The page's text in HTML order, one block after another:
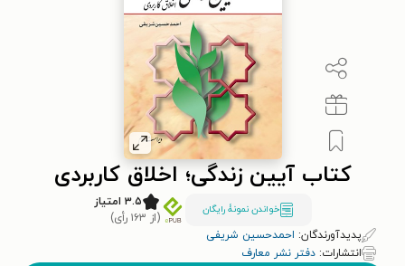
کتاب آیین زندگی؛ اخلاق کاربردی
خواندن نمونۀ رایگان
۳.۵ امتیاز
(از ۱۶۳ رأی)
پدیدآورندگان: اح‍م‍دح‍س‍ی‍ن‌ ش‍ری‍ف‍ی‌
انتشارات: دفتر نشر معارف